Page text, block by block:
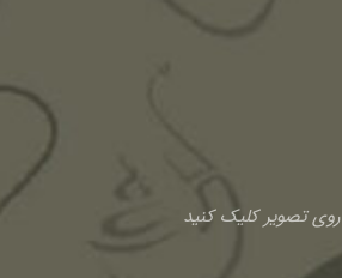
روی تصویر کلیک کنید